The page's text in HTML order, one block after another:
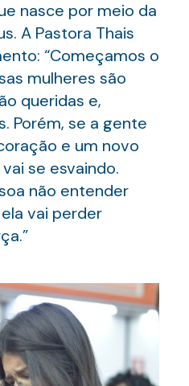
nasce por meio da
A Pastora Thais
“Começamos o
mulheres são
queridas e,
Porém, se a gente
e um novo
se esvaindo.
não entender
vai perder